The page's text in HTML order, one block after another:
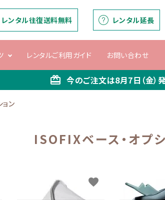
レンタル往復送料無料 レンタル延長
マルー
抱っこひも
レンタルご利用ガイド お問い合わせ
card_giftcard 今のご注文は8月7日（金）
ン
ISOFIXベース・オプ
favorite